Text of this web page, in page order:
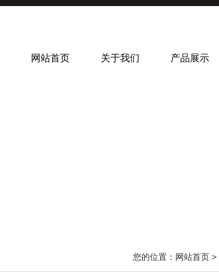
网站首页 关于我们 产品展示
您的位置： 网站首页 >